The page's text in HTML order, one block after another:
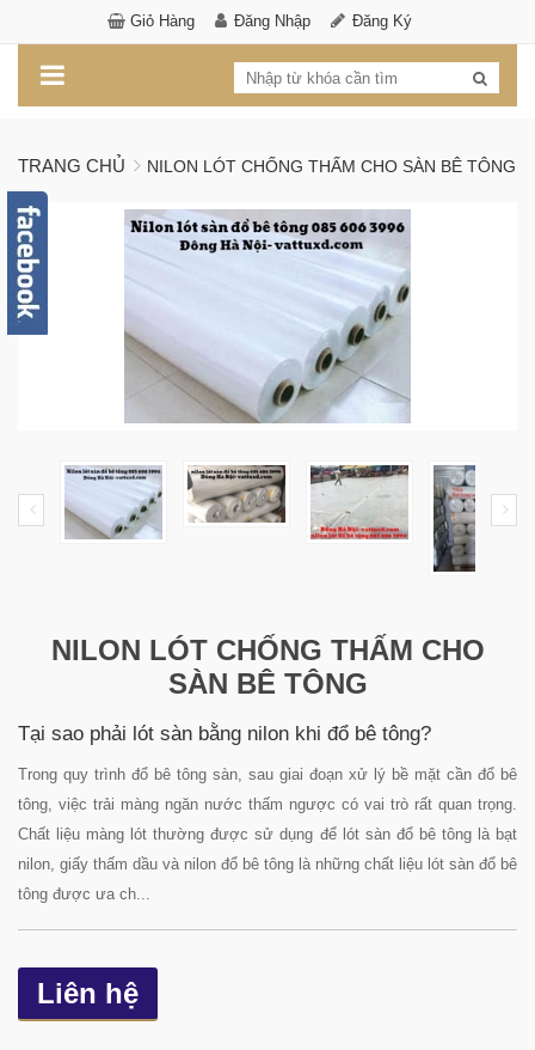
Giỏ Hàng Đăng Nhập Đăng Ký
TRANG CHỦ NILON LÓT CHỐNG THẤM CHO SÀN BÊ TÔNG
NILON LÓT CHỐNG THẤM CHO
SÀN BÊ TÔNG
Tại sao phải lót sàn bằng nilon khi đổ bê tông?
Trong quy trình đổ bê tông sàn, sau giai đoạn xử lý bề mặt cần đổ bê
tông, việc trải màng ngăn nước thấm ngược có vai trò rất quan trọng.
Chất liệu màng lót thường được sử dụng để lót sàn đổ bê tông là bạt
nilon, giấy thấm dầu và nilon đổ bê tông là những chất liệu lót sàn đổ bê
tông được ưa ch...
Liên hệ